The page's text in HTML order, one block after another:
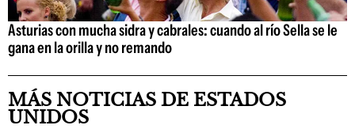
Asturias con mucha sidra y cabrales: cuando al río Sella se le
gana en la orilla y no remando
MÁS NOTICIAS DE ESTADOS
UNIDOS